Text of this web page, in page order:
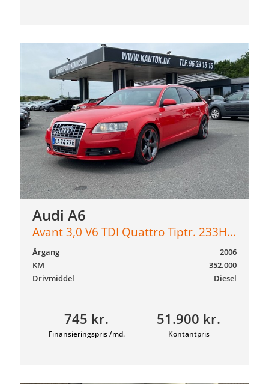
Audi A6
Avant 3,0 V6 TDI Quattro Tiptr. 233HK Stc 6g Aut.
745 kr.
Finansieringspris /md.
51.900 kr.
Kontantpris
2006
Årgang
352.000
KM
Diesel
Drivmiddel